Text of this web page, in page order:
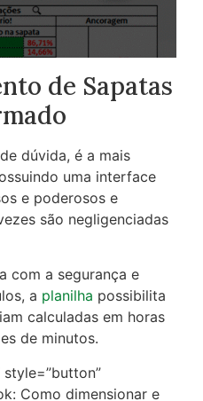
de Sapatas
dúvida, é a mais
uma interface
e poderosos e
são negligenciadas
com a segurança e
a planilha possibilita
calculadas em horas
de minutos.
style=”button”
Como dimensionar e